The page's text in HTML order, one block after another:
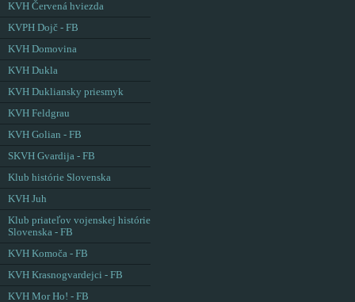
KVH Červená hviezda
KVPH Dojč - FB
KVH Domovina
KVH Dukla
KVH Dukliansky priesmyk
KVH Feldgrau
KVH Golian - FB
SKVH Gvardija - FB
Klub histórie Slovenska
KVH Juh
Klub priateľov vojenskej histórie
Slovenska - FB
KVH Komoča - FB
KVH Krasnogvardejci - FB
KVH Mor Ho! - FB